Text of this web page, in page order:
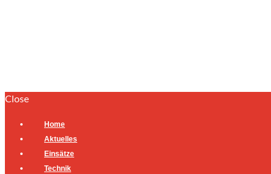
Close
Home
Aktuelles
Einsätze
Technik